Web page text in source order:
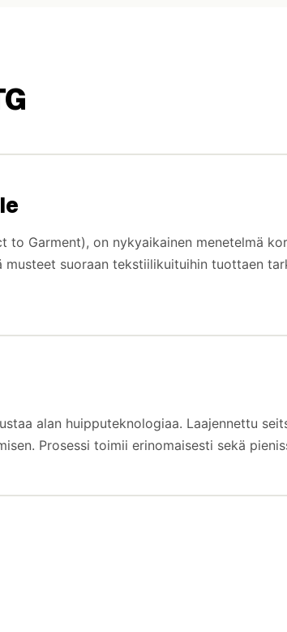
Garment), on nykyaikainen menetelmä
suoraan tekstiilikuituihin tuottaen
alan huipputeknologiaa. Laajennettu
Prosessi toimii erinomaisesti sekä